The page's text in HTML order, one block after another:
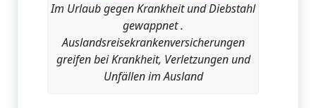
Im Urlaub gegen Krankheit und Diebstahl
gewappnet .
Auslandsreisekrankenversicherungen
greifen bei Krankheit, Verletzungen und
Unfällen im Ausland